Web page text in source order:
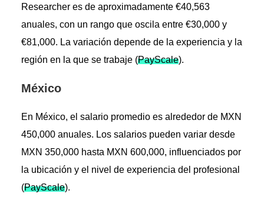
Researcher es de aproximadamente €40,563
anuales, con un rango que oscila entre €30,000 y
€81,000. La variación depende de la experiencia y la
región en la que se trabaje​ (PayScale)​.
México
En México, el salario promedio es alrededor de MXN
450,000 anuales. Los salarios pueden variar desde
MXN 350,000 hasta MXN 600,000, influenciados por
la ubicación y el nivel de experiencia del profesional​
(PayScale)​.